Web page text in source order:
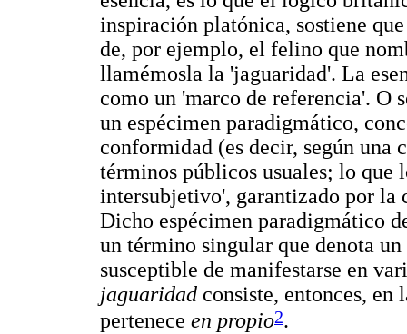
inspiración platónica, sostiene
de, por ejemplo, el felino que
llamémosla la 'jaguaridad'. La
como un 'marco de referencia'. O
un espécimen paradigmático,
conformidad (es decir, según una
términos públicos usuales; lo
intersubjetivo', garantizado por la
Dicho espécimen paradigmático
un término singular que denota
susceptible de manifestarse en
jaguaridad consiste, entonces, en
pertenece en propio2.